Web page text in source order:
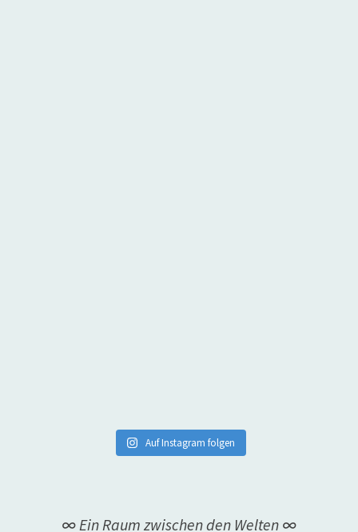
Auf Instagram folgen
∞ Ein Raum zwischen den Welten ∞